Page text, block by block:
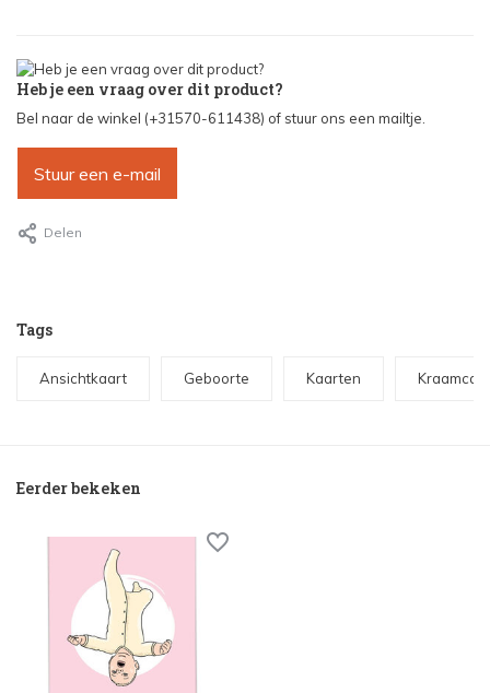
Heb je een vraag over dit product?
Bel naar de winkel (+31570-611438) of stuur ons een mailtje.
Stuur een e-mail
Delen
Tags
Ansichtkaart Geboorte Kaarten
Eerder bekeken